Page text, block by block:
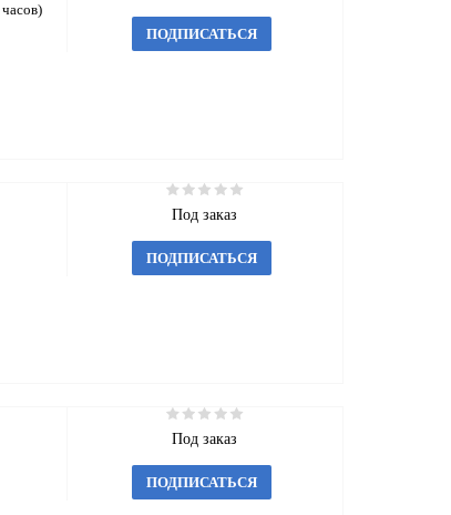
ПОДПИСАТЬСЯ
Под заказ
ПОДПИСАТЬСЯ
Под заказ
ПОДПИСАТЬСЯ